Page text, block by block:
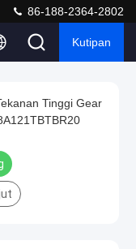
86-188-2364-2802
Kutipan
Tinggi Gear